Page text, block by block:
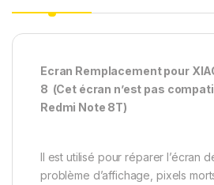
Ecran Remplacement pour
8 (Cet écran n’est pas
Redmi Note 8T)
Il est utilisé pour réparer l’écran
problème d’affichage, pixels